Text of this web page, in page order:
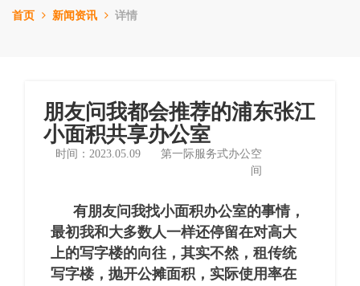
首页 新闻资讯 详情
朋友问我都会推荐的浦东张江
小面积共享办公室
时间：2023.05.09
第一际服务式办公空
间
有朋友问我找小面积办公室的事情，
最初我和大多数人一样还停留在对高大
上的写字楼的向往，其实不然，租传统
写字楼，抛开公摊面积，实际使用率在